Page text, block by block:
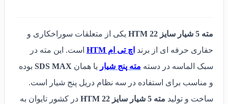
مته 5 شیار سایز 22 HTM
یکی از متعلقات سوراخکاری و
حفاری حرفه ای از برند اچ تی ام HTM
است. این مته در
سبک الماسه در دسته مته پنج شیار یا همان SDS MAX بوده
و مناسب برای استفاده در سه نظام دریل پنج شیار است.
ساخت و تولید مته 5 شیار سایز 22 HTM
در کشور تایوان به